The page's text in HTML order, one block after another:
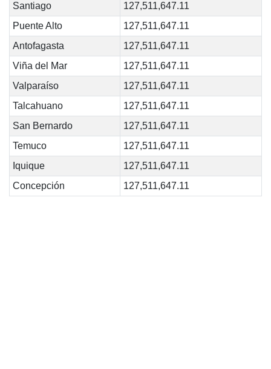
Santiago
127,511,647.11
Puente Alto
127,511,647.11
Antofagasta
127,511,647.11
Viña del Mar
127,511,647.11
Valparaíso
127,511,647.11
Talcahuano
127,511,647.11
San Bernardo
127,511,647.11
Temuco
127,511,647.11
Iquique
127,511,647.11
Concepción
127,511,647.11